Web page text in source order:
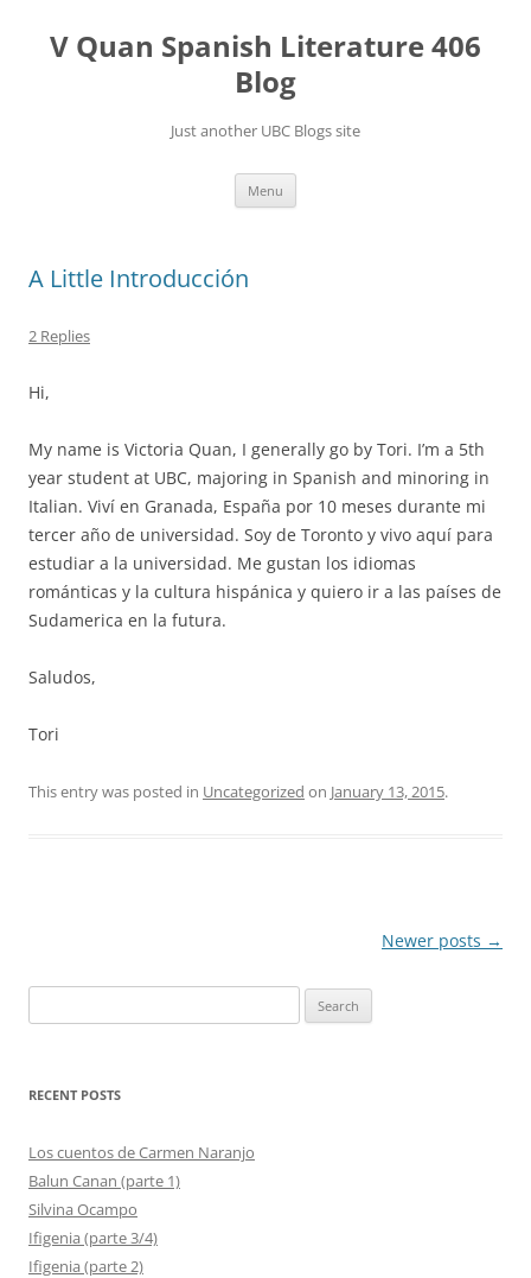
content
V Quan Spanish Literature 406
Blog
Just another UBC Blogs site
Menu
A Little Introducción
2 Replies
Hi,
My name is Victoria Quan, I generally go by Tori. I’m a 5th
year student at UBC, majoring in Spanish and minoring in
Italian. Viví en Granada, España por 10 meses durante mi
tercer año de universidad. Soy de Toronto y vivo aquí para
estudiar a la universidad. Me gustan los idiomas
románticas y la cultura hispánica y quiero ir a las países de
Sudamerica en la futura.
Saludos,
Tori
This entry was posted in Uncategorized on January 13, 2015.
Newer posts →
for:
RECENT POSTS
Los cuentos de Carmen Naranjo
Balun Canan (parte 1)
Silvina Ocampo
Ifigenia (parte 3/4)
Ifigenia (parte 2)